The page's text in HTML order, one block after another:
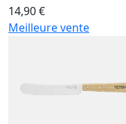
14,90 €
Meilleure vente